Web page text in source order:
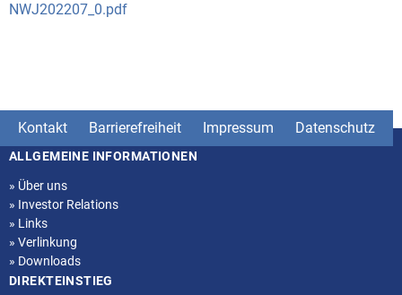
NWJ202207_0.pdf
Kontakt Barrierefreiheit Impressum Datenschutz
Seitenstruktur
ALLGEMEINE INFORMATIONEN
» Über uns
» Investor Relations
» Links
» Verlinkung
» Downloads
DIREKTEINSTIEG